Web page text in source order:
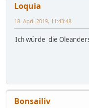
Loquia
18. April 2019, 11:43:48
Ich würde die
Bonsailiv